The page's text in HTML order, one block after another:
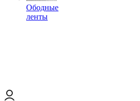
Ободные
ленты